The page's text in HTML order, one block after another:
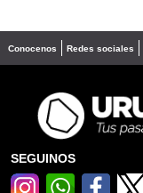
Conocenos Redes sociales
SEGUINOS